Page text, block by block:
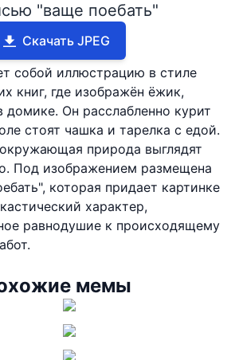
"ваще поебать"
Скачать JPEG
собой иллюстрацию в стиле
книг, где изображён ёжик,
Он расслабленно курит
стоят чашка и тарелка с едой.
природа выглядят
Под изображением размещена
которая придает картинке
характер,
равнодушие к происходящему
мемы